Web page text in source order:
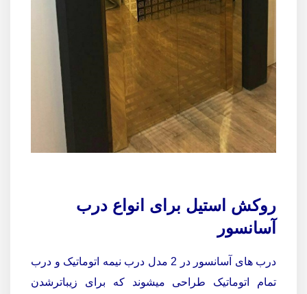
روکش استیل برای انواع درب
آسانسور
درب های آسانسور در 2 مدل درب نیمه اتوماتیک و درب
تمام اتوماتیک طراحی میشوند که برای زیباترشدن